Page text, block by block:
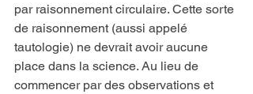
par raisonnement circulaire. Cette sorte
de raisonnement (aussi appelé
tautologie) ne devrait avoir aucune
place dans la science. Au lieu de
commencer par des observations et